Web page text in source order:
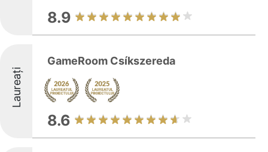
8.9
Laureați
GameRoom Csíkszereda
8.6